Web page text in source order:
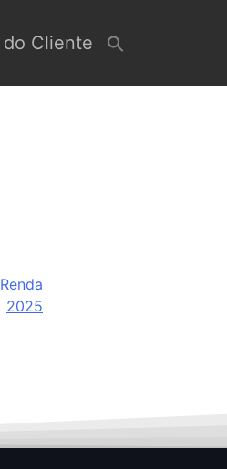
do Cliente
2025